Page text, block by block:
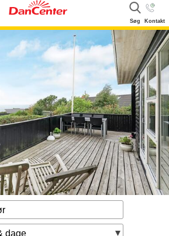
Søg Kontakt
dage